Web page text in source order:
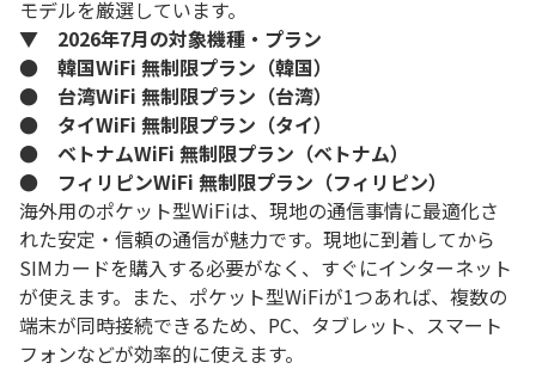
モデルを厳選しています。
▼ 2026年7月の対象機種・プラン
● 韓国WiFi 無制限プラン（韓国）
● 台湾WiFi 無制限プラン（台湾）
● タイWiFi 無制限プラン（タイ）
● ベトナムWiFi 無制限プラン（ベトナム）
● フィリピンWiFi 無制限プラン（フィリピン）
海外用のポケット型WiFiは、現地の通信事情に最適化さ
れた安定・信頼の通信が魅力です。現地に到着してから
SIMカードを購入する必要がなく、すぐにインターネット
が使えます。また、ポケット型WiFiが1つあれば、複数の
端末が同時接続できるため、PC、タブレット、スマート
フォンなどが効率的に使えます。